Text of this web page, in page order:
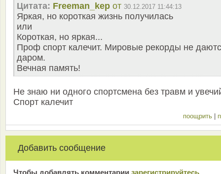
Цитата: Freeman_kep от 30.12.2017 11:44:13
Яркая, но короткая жизнь получилась
или
Короткая, но яркая...
Проф спорт калечит. Мировые рекорды не
даром.
Вечная память!
Не знаю ни одного спортсмена без травм и
Спорт калечит
поощрить |
Добавить сообщение
Чтобы добавлять комментарии зарeгиcтрирyйтeсь